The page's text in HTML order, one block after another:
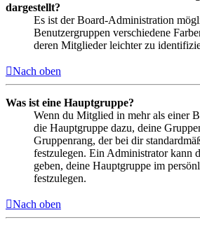
dargestellt?
Es ist der Board-Administration
Benutzergruppen verschiedene
deren Mitglieder leichter zu
Nach oben
Was ist eine Hauptgruppe?
Wenn du Mitglied in mehr als einer
die Hauptgruppe dazu, deine
Gruppenrang, der bei dir
festzulegen. Ein Administrator kann
geben, deine Hauptgruppe im
festzulegen.
Nach oben